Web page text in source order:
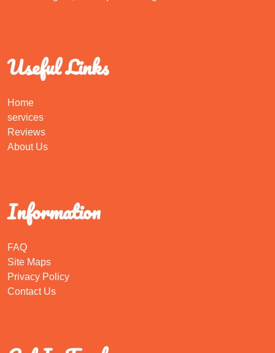
Useful Links
Home
services
Reviews
About Us
Information
FAQ
Site Maps
Privacy Policy
Contact Us